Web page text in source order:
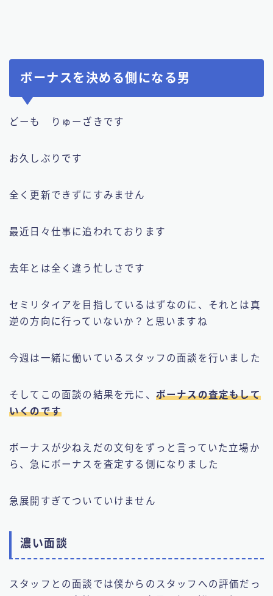
ボーナスを決める側になる男
どーも りゅーざきです
お久しぶりです
全く更新できずにすみません
最近日々仕事に追われております
去年とは全く違う忙しさです
セミリタイアを目指しているはずなのに、それとは真
逆の方向に行っていないか？と思いますね
今週は一緒に働いているスタッフの面談を行いました
そしてこの面談の結果を元に、 ボーナスの査定もして
いくのです
ボーナスが少ねえだの文句をずっと言っていた立場か
ら、急にボーナスを査定する側になりました
急展開すぎてついていけません
濃い面談
スタッフとの面談では僕からのスタッフへの評価だっ